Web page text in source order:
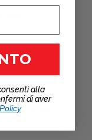
ridurre lo
migliorando
Aiuta a
alla
di aver